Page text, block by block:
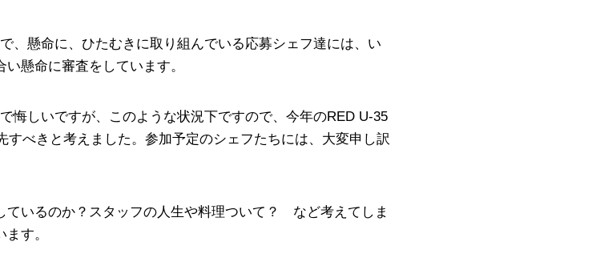
、懸命に、ひたむきに取り組んでいる応募シェフ達には、い
懸命に審査をしています。
悔しいですが、このような状況下ですので、今年のRED U-35
べきと考えました。参加予定のシェフたちには、大変申し訳
いるのか？スタッフの人生や料理ついて？ など考えてしま
す。